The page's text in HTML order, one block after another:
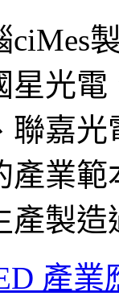
ciMes
星光
聯嘉
產業
產製
產業